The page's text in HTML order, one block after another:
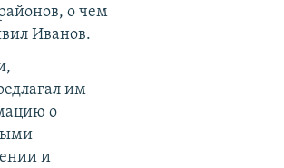
о чем
Иванов.
им
о
и